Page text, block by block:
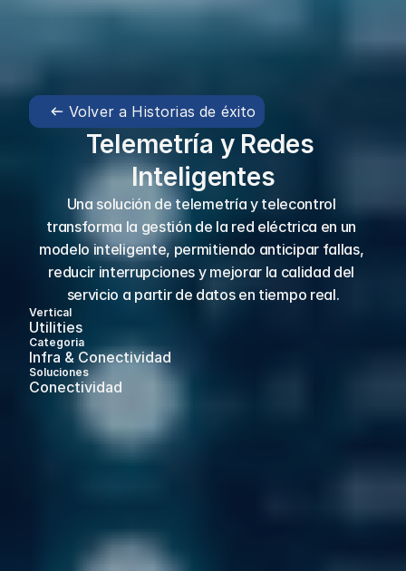
Volver a Historias de éxito
Telemetría y Redes
Inteligentes
Una solución de telemetría y telecontrol
transforma la gestión de la red eléctrica en un
modelo inteligente, permitiendo anticipar fallas,
reducir interrupciones y mejorar la calidad del
servicio a partir de datos en tiempo real.
Vertical
Utilities
Categoria
Infra & Conectividad
Soluciones
Conectividad